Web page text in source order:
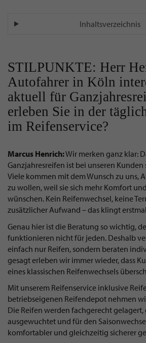
Inhaltsverzeichnis
STILPUNKTE: Herr
Autofahrer in Köln
aktuell für
erleben Sie in der
im Reifenservice?
Marcus Henrich:Wir merken ganz klar:
Ganzjahresreifen ist bei unseren Kunden
Viele kommen mit dem Wunsch zu uns,
zu wollen, weil sie sich mehr Komfort
wünschen. Kein Reifenwechsel, keine
zusätzlicher Aufwand – das klingt
Genau hier ist die Beratung so wichtig,
funktionieren nicht für jeden. Deshalb
einfach nur Reifen, sondern beraten
gesagt erleben wir immer wieder, dass
eines klassischen Reifenwechsels
Mit unserem Reifenservice inklusive
betriebseigenen Reifendepot nehmen
Die Reifen werden fachgerecht
ausgewuchtet und für den
komfortabler und gleichzeitig sicherer